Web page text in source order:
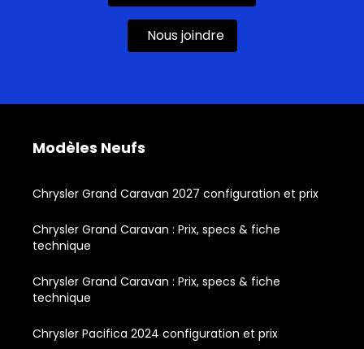
Nous joindre
Modèles Neufs
Chrysler Grand Caravan 2027 configuration et prix
Chrysler Grand Caravan : Prix, specs & fiche
technique
Chrysler Grand Caravan : Prix, specs & fiche
technique
Chrysler Pacifica 2024 configuration et prix